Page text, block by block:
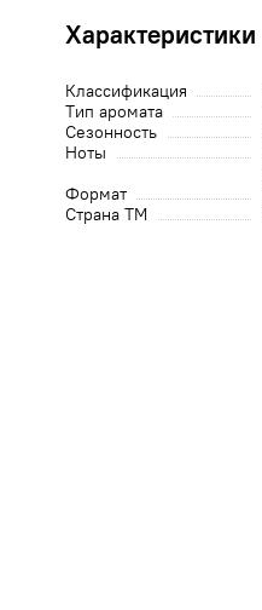
Характеристики
Классификация
Тип аромата
Сезонность
Ноты
Формат
Страна ТМ